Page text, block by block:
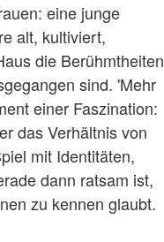
eine junge
alt, kultiviert,
die Berühmtheiten
sind. 'Mehr
einer Faszination:
das Verhältnis von
mit Identitäten,
dann ratsam ist,
zu kennen glaubt.